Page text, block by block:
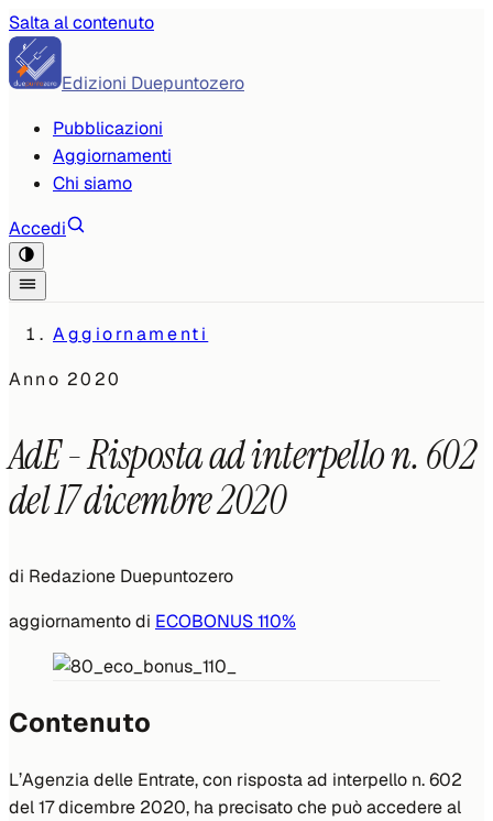
Salta al contenuto
Edizioni Duepuntozero
Pubblicazioni
Aggiornamenti
Chi siamo
Accedi
Aggiornamenti
Anno2020
AdE - Risposta ad interpello n. 602
del 17 dicembre 2020
di Redazione Duepuntozero
aggiornamento di ECOBONUS 110%
Contenuto
L’Agenzia delle Entrate, con risposta ad interpello n. 602
del 17 dicembre 2020, ha precisato che può accedere al